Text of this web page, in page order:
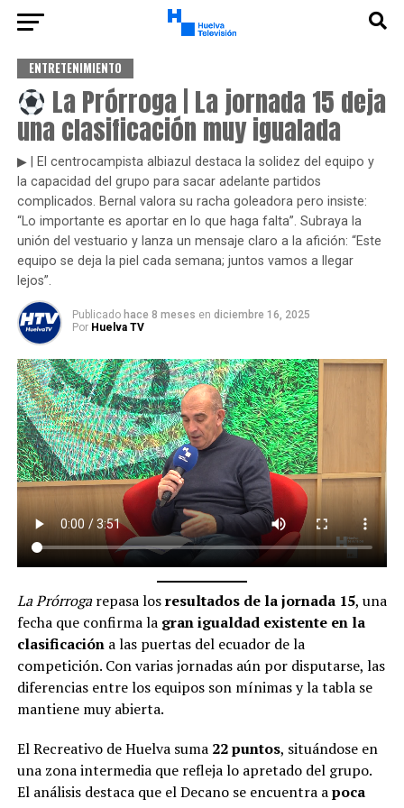
ENTRETENIMIENTO
La Prórroga | La jornada 15 deja
una clasificación muy igualada
▶ | El centrocampista albiazul destaca la solidez del equipo y
la capacidad del grupo para sacar adelante partidos
complicados. Bernal valora su racha goleadora pero insiste:
“Lo importante es aportar en lo que haga falta”. Subraya la
unión del vestuario y lanza un mensaje claro a la afición: “Este
equipo se deja la piel cada semana; juntos vamos a llegar
lejos”.
Publicado hace 8 meses en diciembre 16, 2025
Por Huelva TV
La Prórrogarepasa losresultados de la jornada 15, una
fecha que confirma la gran igualdad existente en la
clasificacióna las puertas del ecuador de la
competición. Con varias jornadas aún por disputarse, las
diferencias entre los equipos son mínimas y la tabla se
mantiene muy abierta.
El Recreativo de Huelva suma 22 puntos, situándose en
una zona intermedia que refleja lo apretado del grupo.
El análisis destaca que el Decano se encuentra apoca